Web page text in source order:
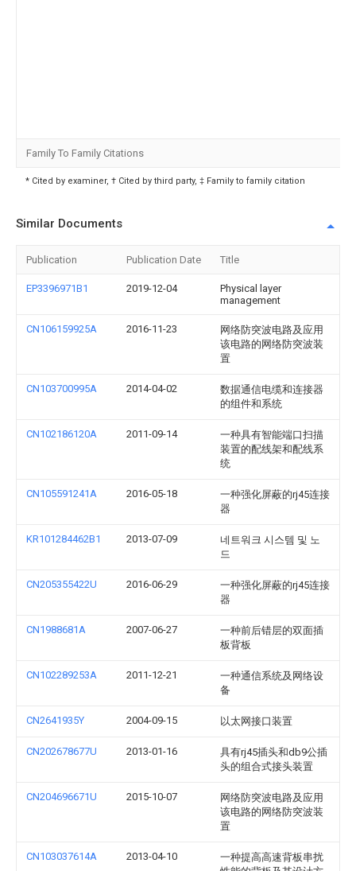
Family To Family Citations
* Cited by examiner, † Cited by third party, ‡ Family to family citation
Similar Documents
Publication Publication Date Title
EP3396971B1 2019-12-04
Physical layer
management
CN106159925A 2016-11-23
网络防突波电路及应用
该电路的网络防突波装
置
CN103700995A 2014-04-02
数据通信电缆和连接器
的组件和系统
CN102186120A 2011-09-14
一种具有智能端口扫描
装置的配线架和配线系
统
CN105591241A 2016-05-18
一种强化屏蔽的rj45连接
器
KR101284462B1 2013-07-09
네트워크 시스템 및 노
드
CN205355422U 2016-06-29
一种强化屏蔽的rj45连接
器
CN1988681A 2007-06-27
一种前后错层的双面插
板背板
CN102289253A 2011-12-21
一种通信系统及网络设
备
CN2641935Y 2004-09-15 以太网接口装置
CN202678677U 2013-01-16
具有rj45插头和db9公插
头的组合式接头装置
CN204696671U 2015-10-07
网络防突波电路及应用
该电路的网络防突波装
置
CN103037614A 2013-04-10
一种提高高速背板串扰